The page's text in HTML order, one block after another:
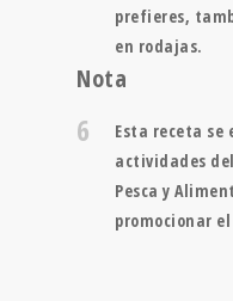
prefieres,
en rodajas.
Nota
6
Esta receta
actividades
Pesca y
promocionar